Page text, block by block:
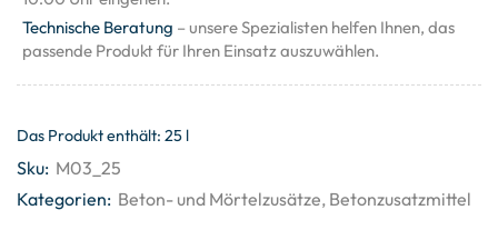
Technische Beratung – unsere Spezialisten helfen Ihnen, das
passende Produkt für Ihren Einsatz auszuwählen.
Das Produkt enthält: 25 l
Sku: M03_25
Kategorien: Beton- und Mörtelzusätze, Betonzusatzmittel